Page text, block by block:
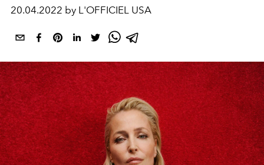
20.04.2022 by L'OFFICIEL USA